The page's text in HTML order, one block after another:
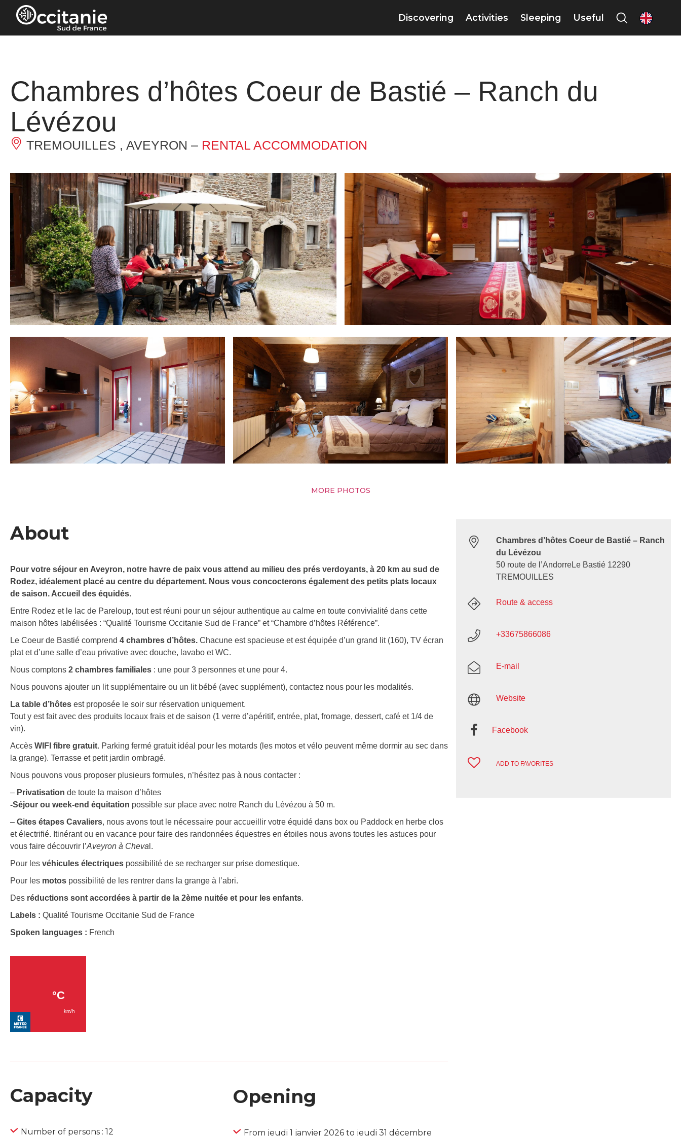
Cookies management panel
Discovering Activities Sleeping Useful en
Chambres d’hôtes Coeur de Bastié – Ranch du
Lévézou
TREMOUILLES , AVEYRON – RENTAL ACCOMMODATION
MORE PHOTOS
About
Pour votre séjour en Aveyron, notre havre de paix vous attend au milieu des prés verdoyants, à 20 km au sud de
Rodez, idéalement placé au centre du département. Nous vous concocterons également des petits plats locaux
de saison. Accueil des équidés.
Entre Rodez et le lac de Pareloup, tout est réuni pour un séjour authentique au calme en toute convivialité dans cette
maison hôtes labélisées : “Qualité Tourisme Occitanie Sud de France” et “Chambre d’hôtes Référence”.
Le Coeur de Bastié comprend 4 chambres d’hôtes. Chacune est spacieuse et est équipée d’un grand lit (160), TV écran
plat et d’une salle d’eau privative avec douche, lavabo et WC.
Nous comptons 2 chambres familiales : une pour 3 personnes et une pour 4.
Nous pouvons ajouter un lit supplémentaire ou un lit bébé (avec supplément), contactez nous pour les modalités.
La table d’hôtes est proposée le soir sur réservation uniquement.
Tout y est fait avec des produits locaux frais et de saison (1 verre d’apéritif, entrée, plat, fromage, dessert, café et 1/4 de
vin).
Accès WIFI fibre gratuit. Parking fermé gratuit idéal pour les motards (les motos et vélo peuvent même dormir au sec dans
la grange). Terrasse et petit jardin ombragé.
Nous pouvons vous proposer plusieurs formules, n’hésitez pas à nous contacter :
– Privatisation de toute la maison d’hôtes
-Séjour ou week-end équitation possible sur place avec notre Ranch du Lévézou à 50 m.
– Gites étapes Cavaliers, nous avons tout le nécessaire pour accueillir votre équidé dans box ou Paddock en herbe clos
et électrifié. Itinérant ou en vacance pour faire des randonnées équestres en étoiles nous avons toutes les astuces pour
vous faire découvrir l’Aveyron à Cheva l.
Pour les véhicules électriques possibilité de se recharger sur prise domestique.
Pour les motos possibilité de les rentrer dans la grange à l’abri.
Des réductions sont accordées à partir de la 2ème nuitée et pour les enfants.
Labels : Qualité Tourisme Occitanie Sud de France
Spoken languages : French
Capacity
Number of persons : 12
Opening
From jeudi 1 janvier 2026 to jeudi 31 décembre
Chambres d’hôtes Coeur de Bastié – Ranch
du Lévézou
50 route de l’AndorreLe Bastié 12290
TREMOUILLES
Route & access
+33675866086
E-mail
Website
Facebook
ADD TO FAVORITES